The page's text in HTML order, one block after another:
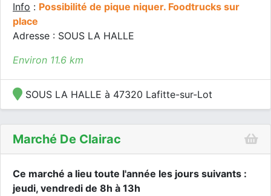
Info : Possibilité de pique niquer. Foodtrucks sur
place
Adresse : SOUS LA HALLE
Environ 11.6 km
SOUS LA HALLE à 47320 Lafitte-sur-Lot
Marché De Clairac
Ce marché a lieu toute l'année les jours suivants :
jeudi, vendredi de 8h à 13h